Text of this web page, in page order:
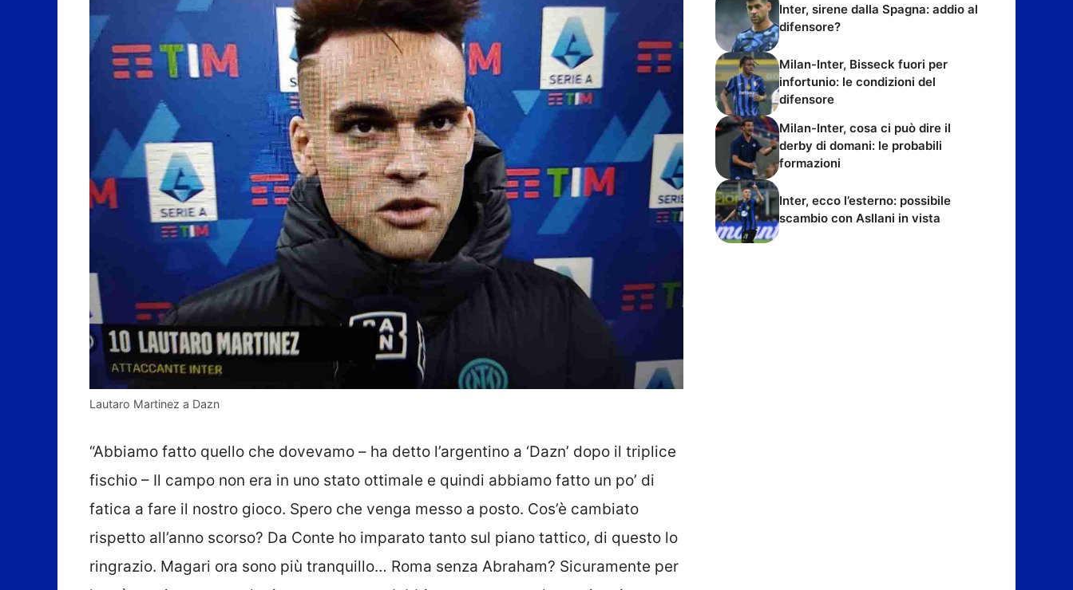
Lautaro Martinez a Dazn
“Abbiamo fatto quello che dovevamo – ha detto l’argentino a ‘Dazn’ dopo il triplice
fischio – Il campo non era in uno stato ottimale e quindi abbiamo fatto un po’ di
fatica a fare il nostro gioco. Spero che venga messo a posto. Cos’è cambiato
rispetto all’anno scorso? Da Conte ho imparato tanto sul piano tattico, di questo lo
ringrazio. Magari ora sono più tranquillo… Roma senza Abraham? Sicuramente per
Inter, sirene dalla Spagna: addio al
difensore?
Milan-Inter, Bisseck fuori per
infortunio: le condizioni del
difensore
Milan-Inter, cosa ci può dire il
derby di domani: le probabili
formazioni
Inter, ecco l’esterno: possibile
scambio con Asllani in vista